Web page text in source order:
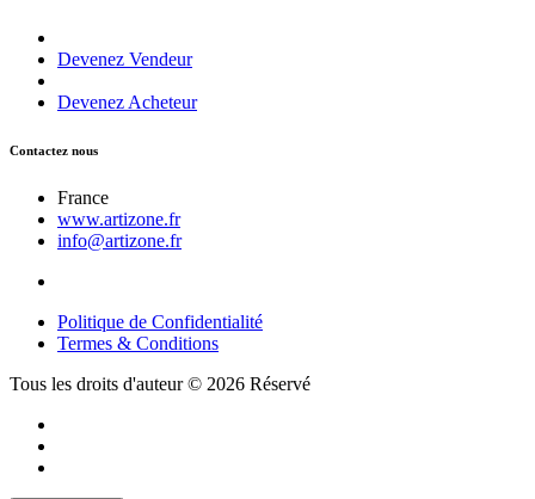
Devenez Vendeur
Devenez Acheteur
Contactez nous
France
www.artizone.fr
info@artizone.fr
Politique de Confidentialité
Termes & Conditions
Tous les droits d'auteur © 2026 Réservé